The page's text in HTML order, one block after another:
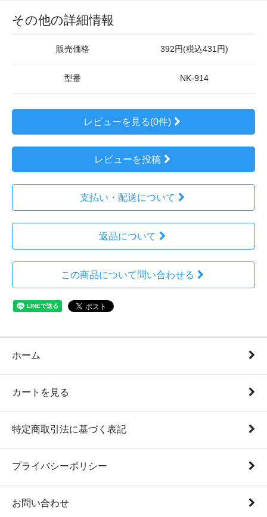
その他の詳細情報
販売価格 392円(税込431円)
型番 NK-914
レビューを見る(0件)
レビューを投稿
支払い・配送について
返品について
この商品について問い合わせる
ホーム
カートを見る
特定商取引法に基づく表記
プライバシーポリシー
お問い合わせ